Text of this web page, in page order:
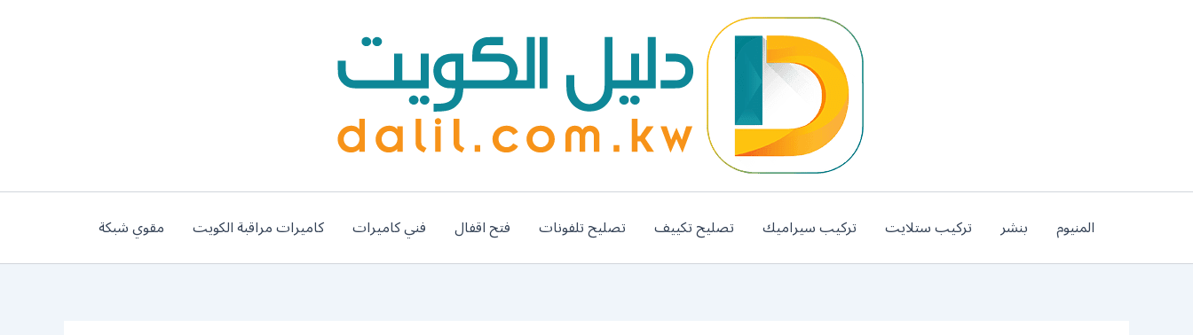
المنيوم بنشر تركيب ستلايت تركيب سيراميك تصليح تكييف تصليح تلفونات فتح اقفال فني كاميرات كاميرات مراقبة الكويت مقوي شبكة